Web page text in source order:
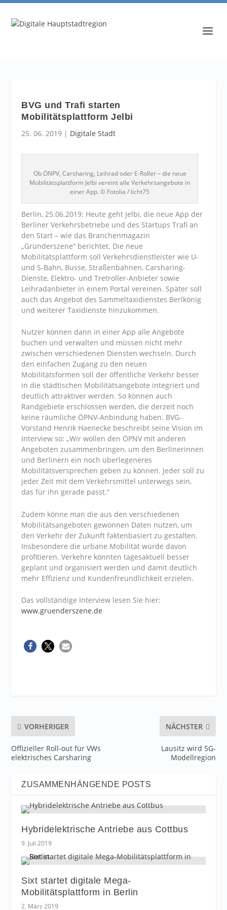
BVG und Trafi starten
Mobilitätsplattform Jelbi
25. 06. 2019 | Digitale Stadt
Ob ÖNPV, Carsharing, Leihrad oder E-Roller – die neue
Mobilitätsplattform Jelbi vereint alle Verkehrsangebote in
einer App. © Fotolia / licht75
Berlin, 25.06.2019: Heute geht Jelbi, die neue App der
Berliner Verkehrsbetriebe und des Startups Trafi an
den Start – wie das Branchenmagazin
„Gründerszene“ berichtet. Die neue
Mobilitätsplattform soll Verkehrsdienstleister wie U-
und S-Bahn, Busse, Straßenbahnen, Carsharing-
Dienste, Elektro- und Tretroller-Anbieter sowie
Leihradanbieter in einem Portal vereinen. Später soll
auch das Angebot des Sammeltaxidienstes Berlkönig
und weiterer Taxidienste hinzukommen.
Nutzer können dann in einer App alle Angebote
buchen und verwalten und müssen nicht mehr
zwischen verschiedenen Diensten wechseln. Durch
den einfachen Zugang zu den neuen
Mobilitätsformen soll der öffentliche Verkehr besser
in die städtischen Mobilitätsangebote integriert und
deutlich attraktiver werden. So können auch
Randgebiete erschlossen werden, die derzeit noch
keine räumliche ÖPNV-Anbindung haben. BVG-
Vorstand Henrik Haenecke beschreibt seine Vision im
Interview so: „Wir wollen den ÖPNV mit anderen
Angeboten zusammenbringen, um den Berlinerinnen
und Berlinern ein noch überlegeneres
Mobilitätsversprechen geben zu können. Jeder soll zu
jeder Zeit mit dem Verkehrsmittel unterwegs sein,
das für ihn gerade passt.“
Zudem könne man die aus den verschiedenen
Mobilitätsangeboten gewonnen Daten nutzen, um
den Verkehr der Zukunft faktenbasiert zu gestalten.
Insbesondere die urbane Mobilität würde davon
profitieren. Verkehre könnten tagesaktuell besser
geplant und organisiert werden und damit deutlich
mehr Effizienz und Kundenfreundlichkeit erzielen.
Das vollständige Interview lesen Sie hier:
www.gruenderszene.de
VORHERIGER
Offizieller Roll-out für VWs
elektrisches Carsharing
NÄCHSTER
Lausitz wird 5G-
Modellregion
ZUSAMMENHÄNGENDE POSTS
Hybridelektrische Antriebe aus Cottbus
9. Juli 2019
Sixt startet digitale Mega-
Mobilitätsplattform in Berlin
2. März 2019